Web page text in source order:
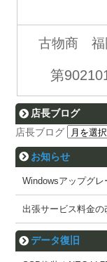
古物商 福
第
店長ブログ
店長ブログ
お知らせ
Windowsアップグ
出張サービス料金
データ復旧